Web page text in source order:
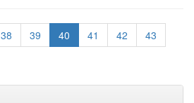
38 39 40 41 42
43